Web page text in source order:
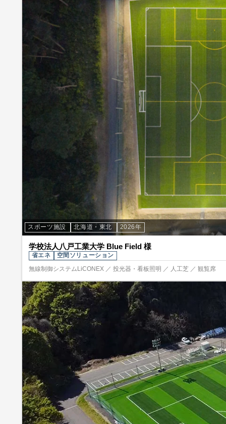
スポーツ施設 北海道・東北 2026年
学校法人八戸工業大学 Blue Field 様
省エネ
空間ソリューション
無線制御システムLiCONEX ／ 投光器・看板照明 ／ 人工芝 ／ 観覧席